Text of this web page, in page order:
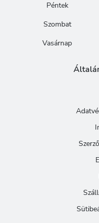
Péntek
Szombat
Vasárnap